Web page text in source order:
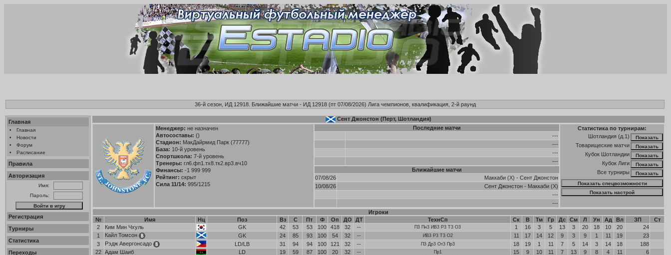
36-й сезон, ИД 12918. Ближайшие матчи - ИД 12918 (пт 07/08/2026) Лига чемпионов, квалификация, 2-й раунд
Главная
•
Главная
•
Новости
•
Форум
•
Расписание
Правила
Авторизация
Имя:
Пароль:
Регистрация
Турниры
Статистика
Переходы
Сент Джонстон (Перт, Шотландия)
Менеджер: не назначен
Автосоставы: ()
Стадион: МакДайрмид Парк (77777)
База: 10-й уровень
Спортшкола: 7-й уровень
Тренеры: гл6.фп1.тх8.тк2.вр3.вч10
Финансы: -1 999 999
Рейтинг: скрыт
Сила 11/14: 995/1215
Последние матчи
---
---
---
---
Ближайшие матчи
07/08/26
Маккаби (Х) - Сент Джонстон
10/08/26
Сент Джонстон - Маккаби (Х)
---
---
Статистика по турнирам:
Шотландия (д.1)
Товарищеские матчи
Кубок Шотландии
Кубок Лиги
Все турниры
Игроки
№
Имя Нц Поз Вз С Пт Ф Оп ДО ДТ ТехнСп Ск В Тм Гр Дс См Л Ун Ад Вл ЗП
Ст
2
Ким Мин Чхуль GK 42 53 53 100 418 32 -- П3 Пн3 ИВ3 Р3 Т3 О3 1 16 3 5 13 3 20 18 10 20
24
1
Кайл Томсон GK 24 85 93 100 54 32 -- ИВ3 Р3 Т3 О2 11 17 14 12 9 3 9 1 11 19
23
3
Рэдж Авергонсадо LD/LB 31 94 94 100 121 32 -- П3 Др3 От3 Пр3 18 19 1 11 7 5 14 3 14 18
188
22 Адам Шаиб LD 19 59 87 100 20 32 -- Пр1 15 9 10 11 7 13 9 8 4 11
6